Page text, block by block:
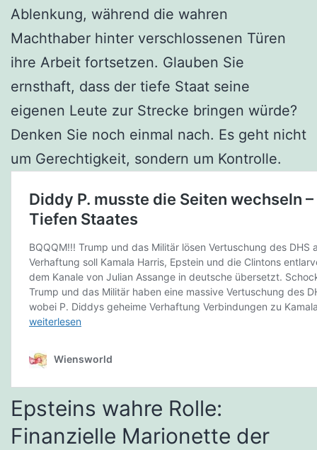
Ablenkung, während die wahren
Machthaber hinter verschlossenen Türen
ihre Arbeit fortsetzen. Glauben Sie
ernsthaft, dass der tiefe Staat seine
eigenen Leute zur Strecke bringen würde?
Denken Sie noch einmal nach. Es geht nicht
um Gerechtigkeit, sondern um Kontrolle.
Epsteins wahre Rolle:
Finanzielle Marionette der